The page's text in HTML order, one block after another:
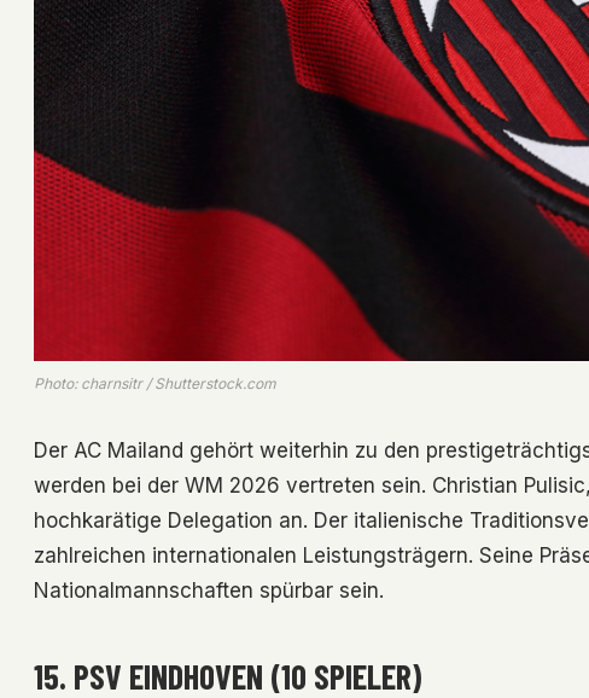
Photo: charnsitr / Shutterstock.com
Der AC Mailand gehört weiterhin zu den
werden bei der WM 2026 vertreten sein. Christian
hochkarätige Delegation an. Der italienische
zahlreichen internationalen Leistungsträgern. Seine
Nationalmannschaften spürbar sein.
15. PSV EINDHOVEN (10 SPIELER)